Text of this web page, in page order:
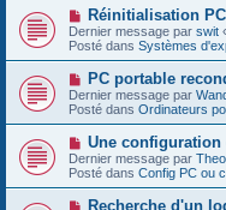
s
a
g
e
e
a
u
m
e
s
a
g
e
N
o
u
v
e
a
u
m
e
s
s
a
g
e
Réinitialisation PC
Dernier message par swit
Posté dans Systèmes
N
o
u
v
e
a
u
m
e
PC portable
Dernier message par
Posté dans Ordinateurs
N
o
u
v
e
Une configuration
Dernier message par
Posté dans Config PC ou
NRecherche d'un